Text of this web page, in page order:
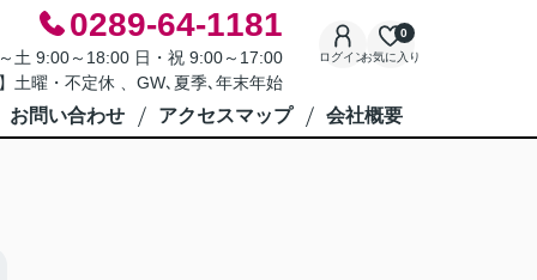
0289-64-1181
土 9:00～18:00 日・祝 9:00～17:00
土曜・不定休 、GW､夏季､年末年始
ログインお気に入り
0
お問い合わせ アクセスマップ 会社概要